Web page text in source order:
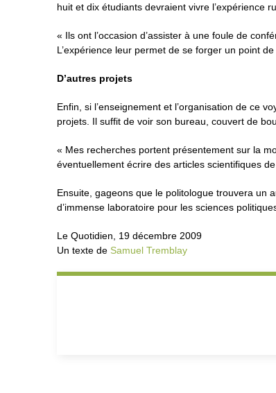
huit et dix étudiants devraient vivre l’expérience
« Ils ont l’occasion d’assister à une foule de
L’expérience leur permet de se forger un point
D’autres projets
Enfin, si l’enseignement et l’organisation de ce
projets. Il suffit de voir son bureau, couvert de
« Mes recherches portent présentement sur la
éventuellement écrire des articles scientifiques
Ensuite, gageons que le politologue trouvera un
d’immense laboratoire pour les sciences
Le Quotidien, 19 décembre 2009
Un texte de Samuel Tremblay